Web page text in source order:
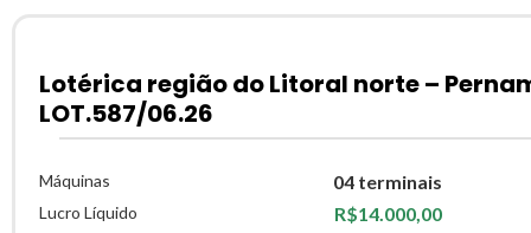
Lotérica região do Litoral norte –
LOT.587/06.26
Máquinas 04 terminais
Lucro Líquido R$14.000,00